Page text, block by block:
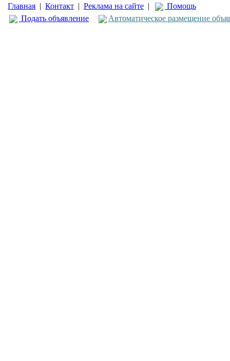
Главная | Контакт | Реклама на сайте |
Помощь
Подать объявление
Автоматическое размещение